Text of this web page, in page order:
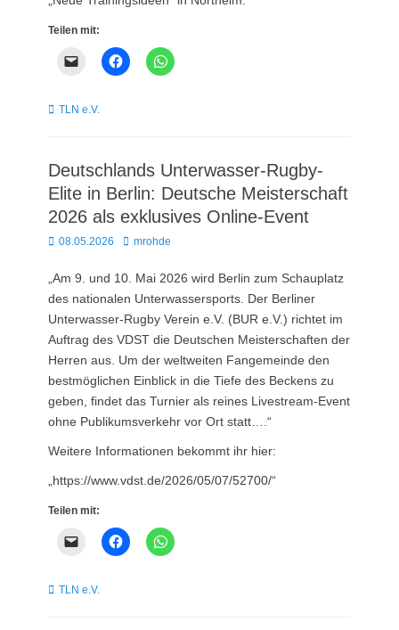
Teilen mit:
Kategorien
TLN e.V.
Deutschlands Unterwasser-Rugby-
Elite in Berlin: Deutsche Meisterschaft
2026 als exklusives Online-Event
Posted
08.05.2026 Autor
mrohde
„Am 9. und 10. Mai 2026 wird Berlin zum Schauplatz
des nationalen Unterwassersports. Der Berliner
Unterwasser-Rugby Verein e.V. (BUR e.V.) richtet im
Auftrag des VDST die Deutschen Meisterschaften der
Herren aus. Um der weltweiten Fangemeinde den
bestmöglichen Einblick in die Tiefe des Beckens zu
geben, findet das Turnier als reines Livestream-Event
ohne Publikumsverkehr vor Ort statt….“
Weitere Informationen bekommt ihr hier:
„https://www.vdst.de/2026/05/07/52700/“
Teilen mit:
Kategorien
TLN e.V.